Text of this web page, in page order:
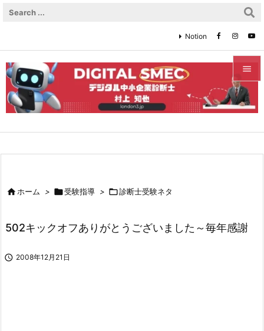


メニュ

検索
Notion
ホーム > 受験指導 > 診断士受験ネタ
502キックオフありがとうございました～毎年感謝
 2008年12月21日